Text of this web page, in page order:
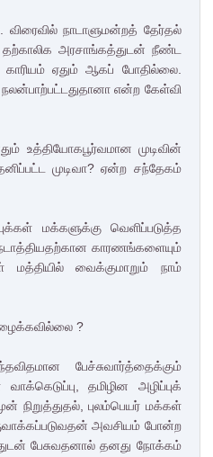
விரைவில் நாடாளுமன்றத் தேர்தல்
அரசாங்கத்துடன் நீண்ட
காரியம் ஏதும் ஆகப் போதில்லை.
என்ற கேள்வி
உத்தியோகபூர்வமான முடிவின்
முடிவா? ஏன்ற சந்தேகம்
மக்களுக்கு வெளிப்படுத்த
காரணங்களையும்
மத்தியில் வைக்குமாறும் நாம்
?
பேச்சுவார்த்தைக்கும்
தமிழின அழிப்புக்
நிறுத்துதல், புலம்பெயர் மக்கள்
அவசியம் போன்ற
பேசுவதனால் தனது நோக்கம்